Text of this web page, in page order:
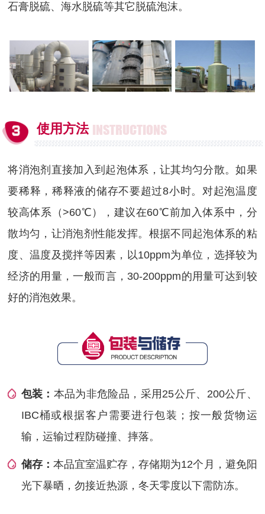
石膏脱硫、海水脱硫等其它脱硫泡沫。
使用方法 INSTRUCTIONS
将消泡剂直接加入到起泡体系，让其均匀分散。如果
要稀释，稀释液的储存不要超过8小时。对起泡温度
较高体系（>60℃），建议在60℃前加入体系中，分
散均匀，让消泡剂性能发挥。根据不同起泡体系的粘
度、温度及搅拌等因素，以10ppm为单位，选择较为
经济的用量，一般而言，30-200ppm的用量可达到较
好的消泡效果。
包装： 本品为非危险品，采用25公斤、200公斤、
IBC桶或根据客户需要进行包装；按一般货物运
输，运输过程防碰撞、摔落。
储存： 本品宜室温贮存，存储期为12个月，避免阳
光下暴晒，勿接近热源，冬天零度以下需防冻。